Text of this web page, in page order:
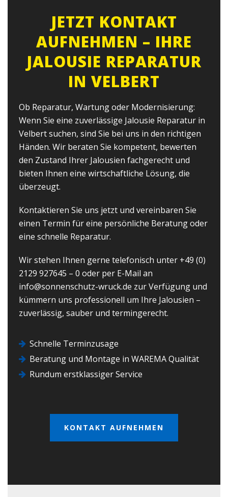
JETZT KONTAKT
AUFNEHMEN – IHRE
JALOUSIE REPARATUR
IN VELBERT
Ob Reparatur, Wartung oder Modernisierung:
Wenn Sie eine zuverlässige Jalousie Reparatur in
Velbert suchen, sind Sie bei uns in den richtigen
Händen. Wir beraten Sie kompetent, bewerten
den Zustand Ihrer Jalousien fachgerecht und
bieten Ihnen eine wirtschaftliche Lösung, die
überzeugt.
Kontaktieren Sie uns jetzt und vereinbaren Sie
einen Termin für eine persönliche Beratung oder
eine schnelle Reparatur.
Wir stehen Ihnen gerne telefonisch unter +49 (0)
2129 927645 – 0 oder per E-Mail an
info@sonnenschutz-wruck.de zur Verfügung und
kümmern uns professionell um Ihre Jalousien –
zuverlässig, sauber und termingerecht.
Schnelle Terminzusage
Beratung und Montage in WAREMA Qualität
Rundum erstklassiger Service
KONTAKT AUFNEHMEN